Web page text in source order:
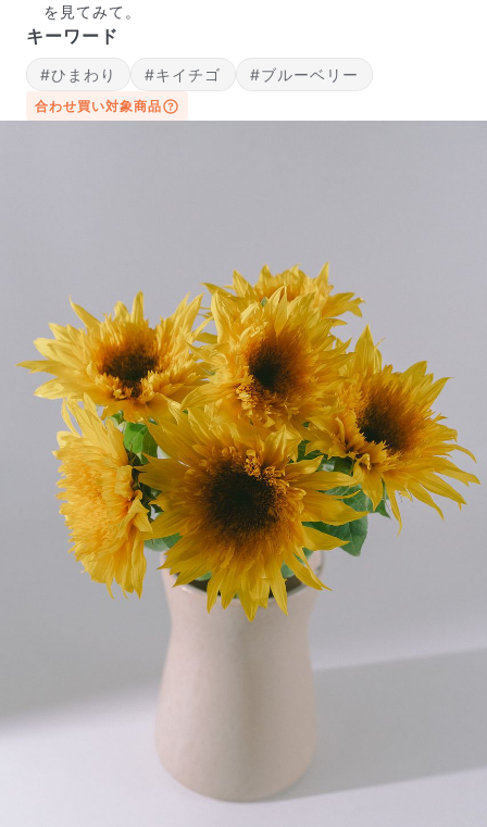
写真と同じものが届く？
商品ページに掲載している写真は、実際にお届けする商
品を撮影したものです。お花は生き物なので、どうして
も色味やサイズ・咲き方に個体差はありますが、できる
だけ写真のイメージに近いものをお届けできるように人
を見てみて。
キーワード
#ひまわり #キイチゴ #ブルーベリー
合わせ買い対象商品